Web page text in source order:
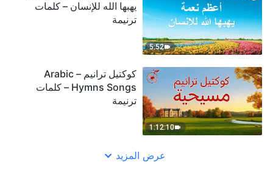
5:52
يهبها الله للإنسان – كلمات
ترنيمة
1:12:10
كوكتيل ترانيم – Arabic
Hymns Songs – كلمات
ترنيمة
عرض المزيد